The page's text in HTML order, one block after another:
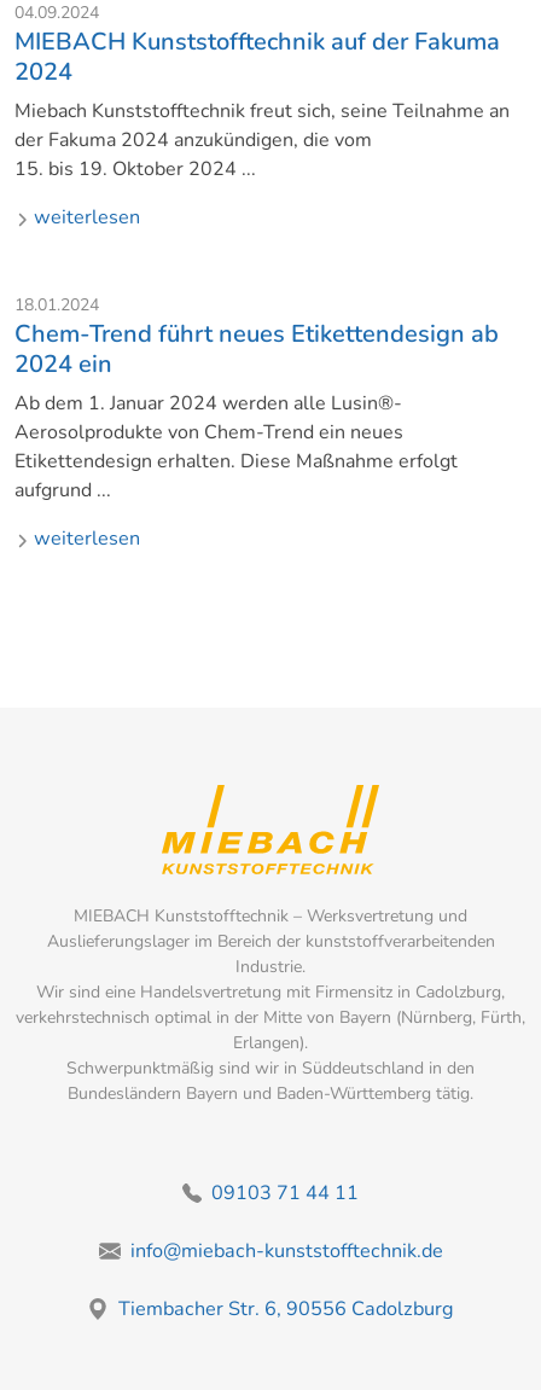
04.09.2024
MIEBACH Kunststofftechnik auf der Fakuma
2024
Miebach Kunststofftechnik freut sich, seine Teilnahme an
der Fakuma 2024 anzukündigen, die vom
15. bis 19. Oktober 2024 ...
weiterlesen
18.01.2024
Chem-Trend führt neues Etikettendesign ab
2024 ein
Ab dem 1. Januar 2024 werden alle Lusin®-
Aerosolprodukte von Chem-Trend ein neues
Etikettendesign erhalten. Diese Maßnahme erfolgt
aufgrund ...
weiterlesen
MIEBACH Kunststofftechnik – Werksvertretung und
Auslieferungslager im Bereich der kunststoffverarbeitenden
Industrie.
Wir sind eine Handelsvertretung mit Firmensitz in Cadolzburg,
verkehrstechnisch optimal in der Mitte von Bayern (Nürnberg, Fürth,
Erlangen).
Schwerpunktmäßig sind wir in Süddeutschland in den
Bundesländern Bayern und Baden-Württemberg tätig.
09103 71 44 11
info@miebach-kunststofftechnik.de
Tiembacher Str. 6, 90556 Cadolzburg